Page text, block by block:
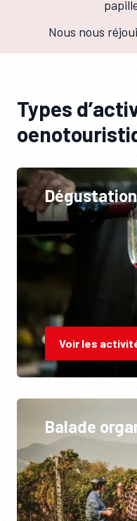
Nous nous
Types
Dégustation
Voir les
Balade